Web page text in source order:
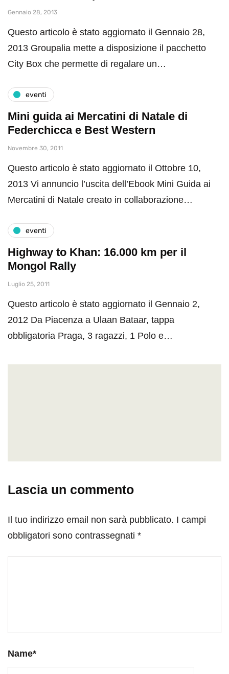
Gennaio 28, 2013
Questo articolo è stato aggiornato il Gennaio 28,
2013 Groupalia mette a disposizione il pacchetto
City Box che permette di regalare un…
eventi
Mini guida ai Mercatini di Natale di
Federchicca e Best Western
Novembre 30, 2011
Questo articolo è stato aggiornato il Ottobre 10,
2013 Vi annuncio l’uscita dell’Ebook Mini Guida ai
Mercatini di Natale creato in collaborazione…
eventi
Highway to Khan: 16.000 km per il
Mongol Rally
Luglio 25, 2011
Questo articolo è stato aggiornato il Gennaio 2,
2012 Da Piacenza a Ulaan Bataar, tappa
obbligatoria Praga, 3 ragazzi, 1 Polo e…
Lascia un commento
Il tuo indirizzo email non sarà pubblicato. I campi
obbligatori sono contrassegnati *
Name*